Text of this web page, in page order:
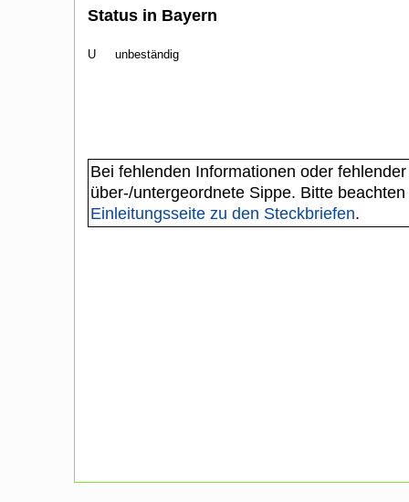
Status in Bayern
U unbeständig
Bei fehlenden Informationen oder
über-/untergeordnete Sippe. Bitte
Einleitungsseite zu den Steckbriefen.